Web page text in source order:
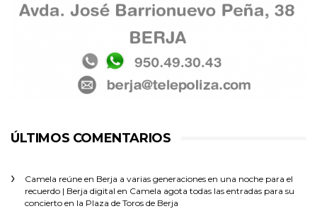
ÚLTIMOS COMENTARIOS
Camela reúne en Berja a varias generaciones en una noche para el
recuerdo | Berja digital en Camela agota todas las entradas para su
concierto en la Plaza de Toros de Berja